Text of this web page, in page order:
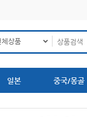
일본 중국/몽골